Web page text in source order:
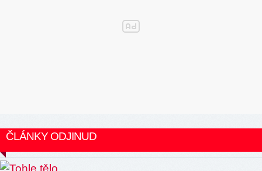
ČLÁNKY ODJINUD